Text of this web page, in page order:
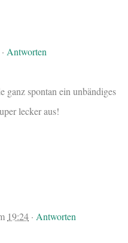
· Antworten
ganz spontan ein unbändiges
lecker aus!
19:24 · Antworten